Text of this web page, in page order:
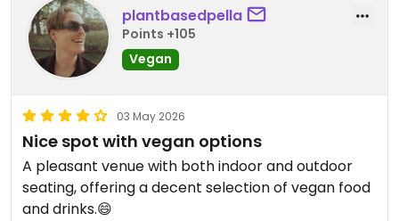
plantbasedpella
Points +105
Vegan
03 May 2026
Nice spot with vegan options
A pleasant venue with both indoor and outdoor
seating, offering a decent selection of vegan food
and drinks.😄